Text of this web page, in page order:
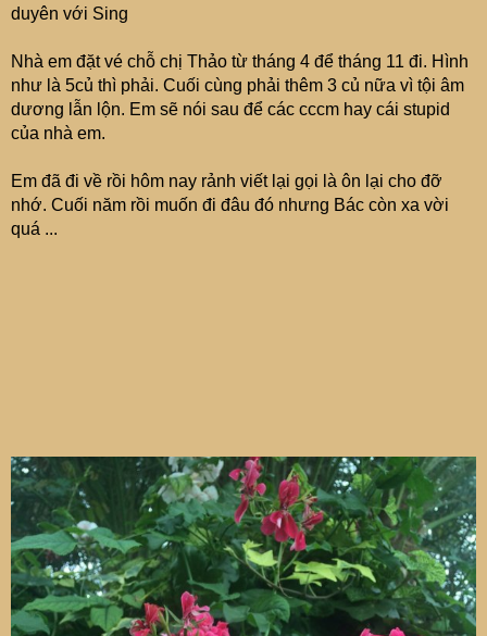
duyên với Sing
Nhà em đặt vé chỗ chị Thảo từ tháng 4 để tháng 11 đi. Hình
như là 5củ thì phải. Cuối cùng phải thêm 3 củ nữa vì tội âm
dương lẫn lộn. Em sẽ nói sau để các cccm hay cái stupid
của nhà em.
Em đã đi về rồi hôm nay rảnh viết lại gọi là ôn lại cho đỡ
nhớ. Cuối năm rồi muốn đi đâu đó nhưng Bác còn xa vời
quá ...